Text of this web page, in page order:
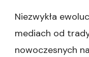
Niezwykła
mediach od
nowoczesnych